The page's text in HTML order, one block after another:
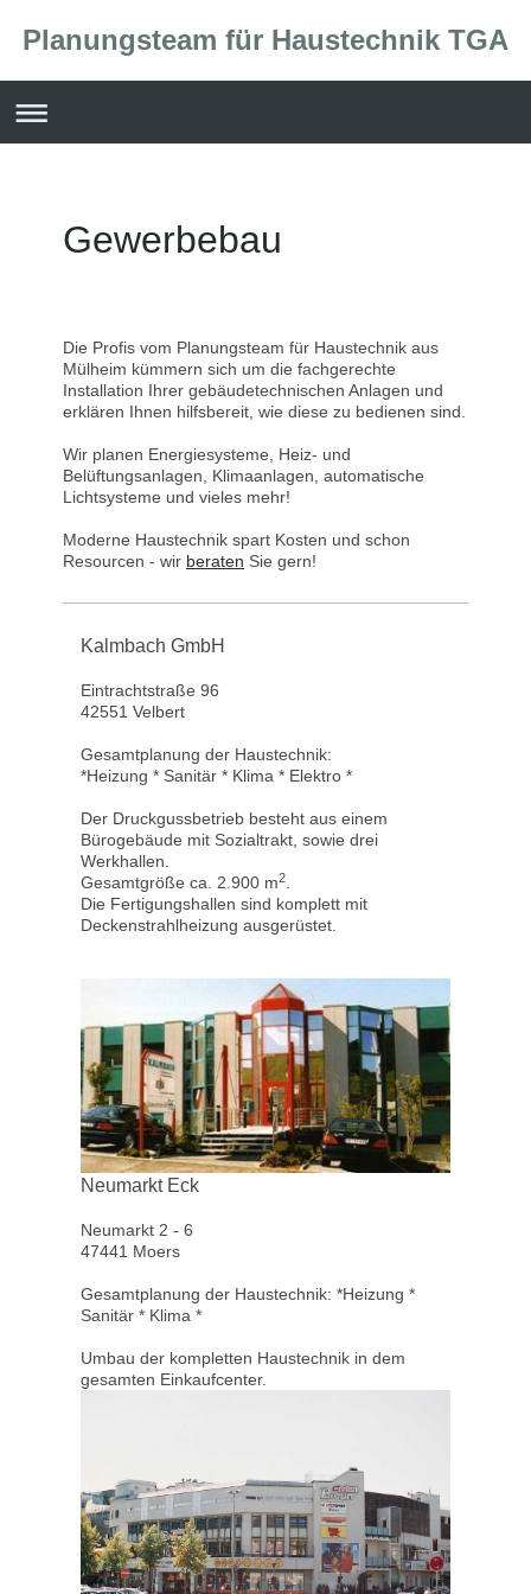
Planungsteam für Haustechnik TGA
Gewerbebau
Die Profis vom Planungsteam für Haustechnik aus
Mülheim kümmern sich um die fachgerechte
Installation Ihrer gebäudetechnischen Anlagen und
erklären Ihnen hilfsbereit, wie diese zu bedienen sind.
Wir planen Energiesysteme, Heiz- und
Belüftungsanlagen, Klimaanlagen, automatische
Lichtsysteme und vieles mehr!
Moderne Haustechnik spart Kosten und schon
Resourcen - wir beraten Sie gern!
Kalmbach GmbH
Eintrachtstraße 96
42551 Velbert
Gesamtplanung der Haustechnik:
*Heizung * Sanitär * Klima * Elektro *
Der Druckgussbetrieb besteht aus einem
Bürogebäude mit Sozialtrakt, sowie drei
Werkhallen.
Gesamtgröße ca. 2.900 m2
Die Fertigungshallen sind komplett mit
Deckenstrahlheizung ausgerüstet.
Neumarkt Eck
Neumarkt 2 - 6
47441 Moers
Gesamtplanung der Haustechnik: *Heizung *
Sanitär * Klima *
Umbau der kompletten Haustechnik in dem
gesamten Einkaufcenter.